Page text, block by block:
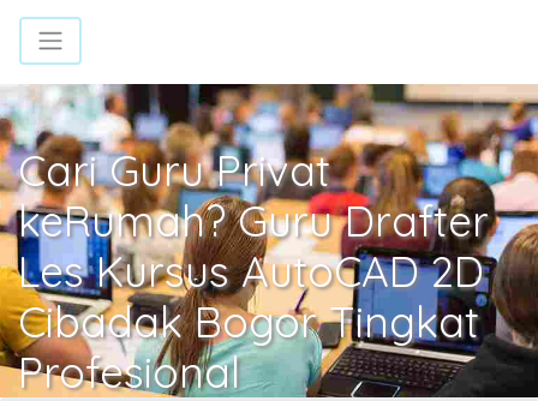
Cari Guru Privat
keRumah? Guru Drafter
Les Kursus AutoCAD 2D
Cibadak Bogor Tingkat
Profesional